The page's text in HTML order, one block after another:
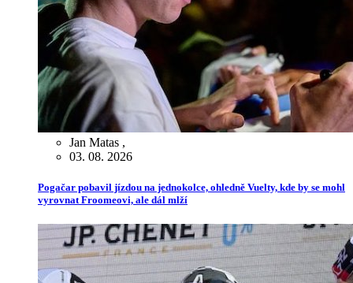
Jan Matas ,
03. 08. 2026
Pogačar pobavil jízdou na jednokolce, ohledně Vuelty, kde by se mohl
vyrovnat Froomeovi, ale dál mlží